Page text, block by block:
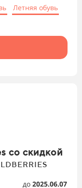
Летняя обувь
со скидкой
до 2025.06.07